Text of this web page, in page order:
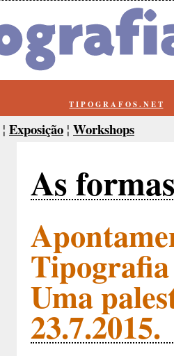
T I P O G R A F O S . N E T
¦ Exposição ¦ Workshops
As
Uma
23.7.2015.